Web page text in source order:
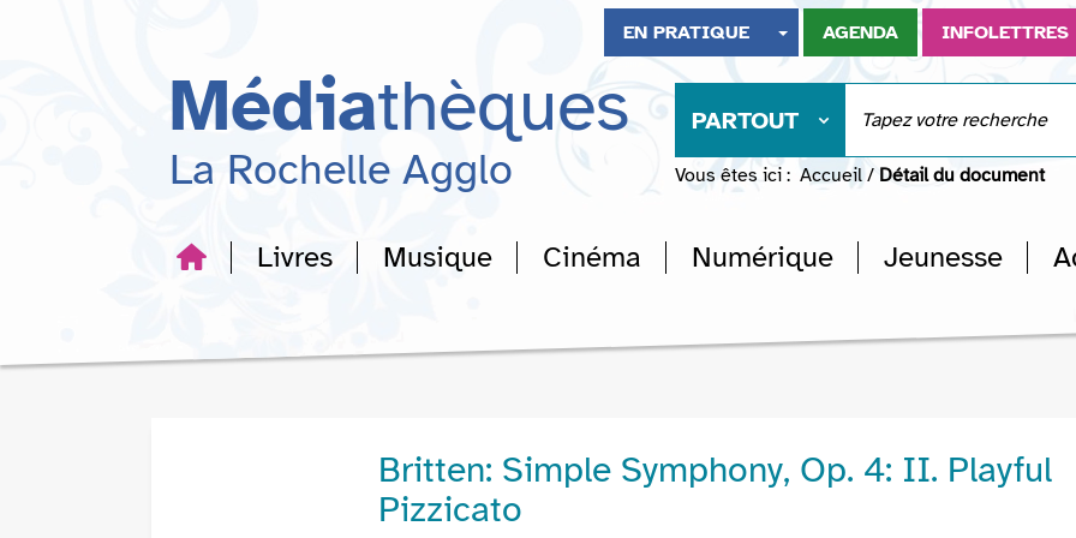
recherche
EN PRATIQUE AGENDA INFOLETTRES
Médiathèques
La Rochelle Agglo
PARTOUT
Vous êtes ici : Accueil / Détail du document
Livres Musique Cinéma Numérique Jeunesse
Britten: Simple Symphony, Op. 4: II. Playful
Pizzicato